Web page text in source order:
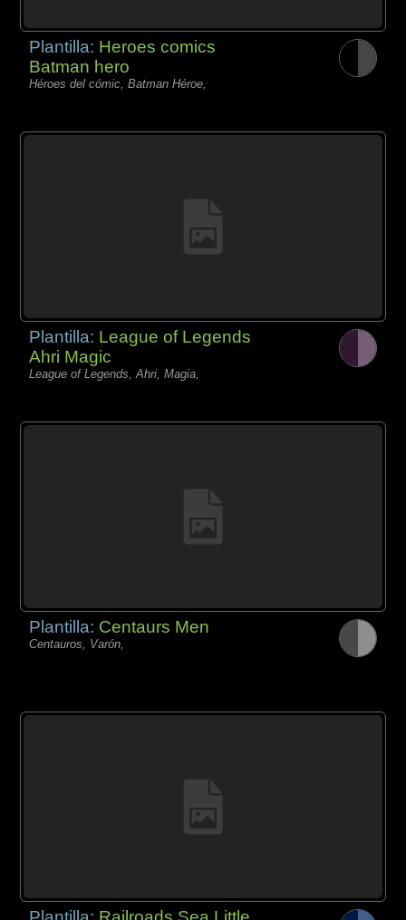
Plantilla: Heroes comics
Batman hero
Héroes del cómic, Batman Héroe,
Plantilla: League of Legends
Ahri Magic
League of Legends, Ahri, Magia,
Plantilla: Centaurs Men
Centauros, Varón,